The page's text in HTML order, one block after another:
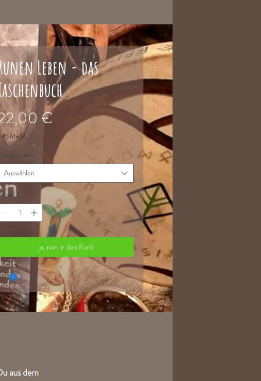
Leben - das
€Preis
MwSt.
Leben *
Auswählen
*
ja, rein in den Korb
aus dem